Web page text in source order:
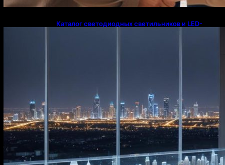
Каталог светодиодных светильников и LED-